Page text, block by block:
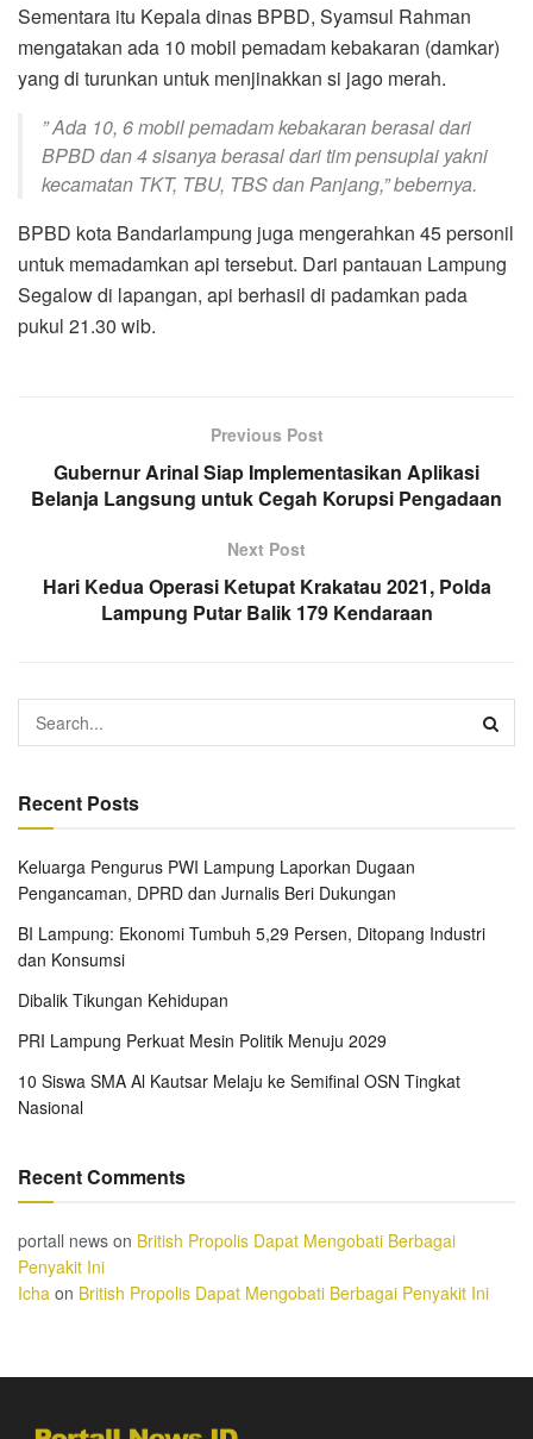
Sementara itu Kepala dinas BPBD, Syamsul Rahman
mengatakan ada 10 mobil pemadam kebakaran (damkar)
yang di turunkan untuk menjinakkan si jago merah.
” Ada 10, 6 mobil pemadam kebakaran berasal dari
BPBD dan 4 sisanya berasal dari tim pensuplai yakni
kecamatan TKT, TBU, TBS dan Panjang,” bebernya.
BPBD kota Bandarlampung juga mengerahkan 45 personil
untuk memadamkan api tersebut. Dari pantauan Lampung
Segalow di lapangan, api berhasil di padamkan pada
pukul 21.30 wib.
Previous Post
Gubernur Arinal Siap Implementasikan Aplikasi
Belanja Langsung untuk Cegah Korupsi Pengadaan
Next Post
Hari Kedua Operasi Ketupat Krakatau 2021, Polda
Lampung Putar Balik 179 Kendaraan
Recent Posts
Keluarga Pengurus PWI Lampung Laporkan Dugaan
Pengancaman, DPRD dan Jurnalis Beri Dukungan
BI Lampung: Ekonomi Tumbuh 5,29 Persen, Ditopang Industri
dan Konsumsi
Dibalik Tikungan Kehidupan
PRI Lampung Perkuat Mesin Politik Menuju 2029
10 Siswa SMA Al Kautsar Melaju ke Semifinal OSN Tingkat
Nasional
Recent Comments
portall news on British Propolis Dapat Mengobati Berbagai
Penyakit Ini
Icha on British Propolis Dapat Mengobati Berbagai Penyakit Ini